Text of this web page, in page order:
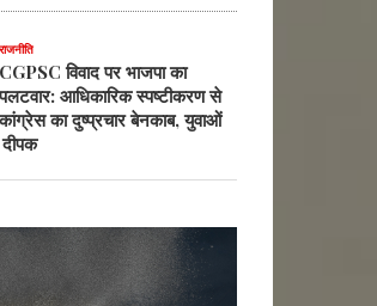
राजनीति
CGPSC विवाद पर भाजपा का
पलटवार: आधिकारिक स्पष्टीकरण से
कांग्रेस का दुष्प्रचार बेनकाब, युवाओं